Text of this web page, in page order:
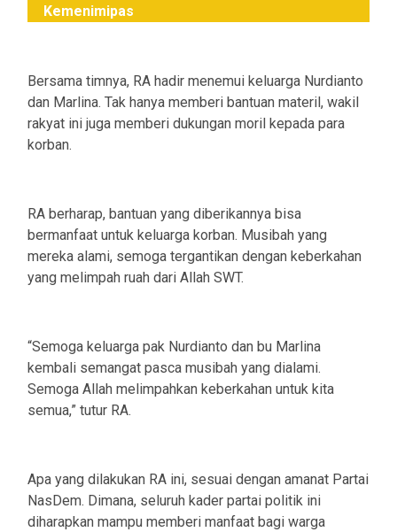
Kemenimipas
Bersama timnya, RA hadir menemui keluarga Nurdianto
dan Marlina. Tak hanya memberi bantuan materil, wakil
rakyat ini juga memberi dukungan moril kepada para
korban.
RA berharap, bantuan yang diberikannya bisa
bermanfaat untuk keluarga korban. Musibah yang
mereka alami, semoga tergantikan dengan keberkahan
yang melimpah ruah dari Allah SWT.
“Semoga keluarga pak Nurdianto dan bu Marlina
kembali semangat pasca musibah yang dialami.
Semoga Allah melimpahkan keberkahan untuk kita
semua,” tutur RA.
Apa yang dilakukan RA ini, sesuai dengan amanat Partai
NasDem. Dimana, seluruh kader partai politik ini
diharapkan mampu memberi manfaat bagi warga